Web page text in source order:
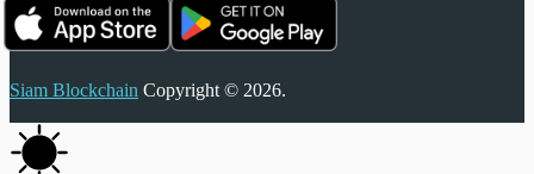
Siam Blockchain Copyright © 2026.